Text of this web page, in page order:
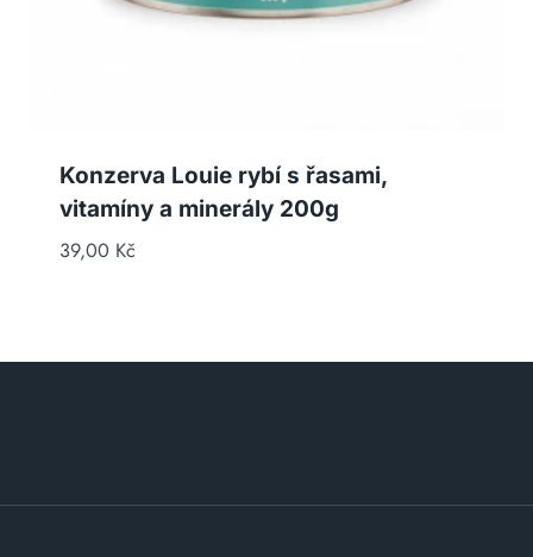
Konzerva Louie rybí s řasami,
vitamíny a minerály 200g
39,00 Kč